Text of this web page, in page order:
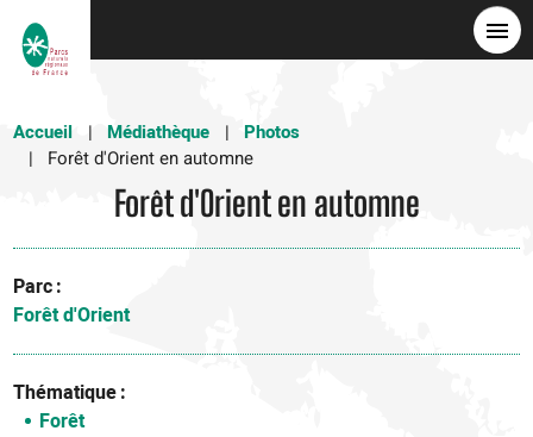
Accueil
Médiathèque
Photos
Forêt d'Orient en automne
Forêt d'Orient en automne
Parc
Forêt d'Orient
Thématique
Forêt